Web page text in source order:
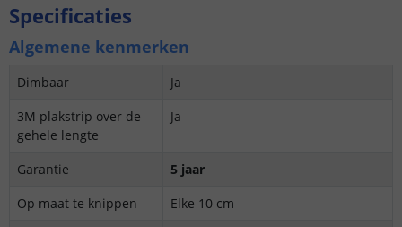
Specificaties
Algemene kenmerken
Dimbaar
Ja
3M plakstrip over de
gehele lengte
Ja
Garantie
5 jaar
Op maat te knippen
Elke 10 cm